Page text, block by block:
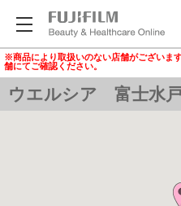
※商品により取扱いのない店舗がございま
舗にてご確認ください。
ウエルシア 富士水